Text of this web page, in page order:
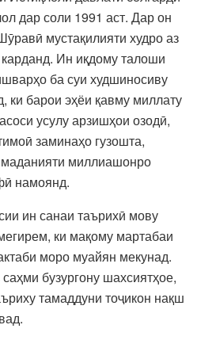
дар соли 1991 аст. Дар он
мустақилияти худро аз
Ин иқдому талоши
ба суи худшиносиву
ки барои эҳёи қавму миллату
усулу арзишҳои озодӣ,
заминаҳо гузошта,
маданияти миллиашонро
намоянд.
ин санаи таърихӣ мову
ки мақому мартабаи
моро муайян мекунад.
бузургону шахсиятҳое,
тамаддуни тоҷикон нақш